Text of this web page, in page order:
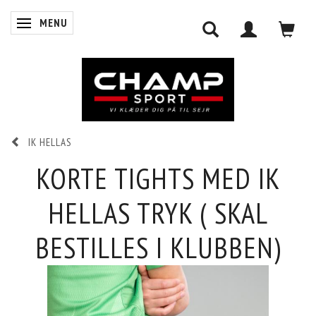
SKIFTE NAVIGATION
MENU
LOG IND
IK HELLAS
KORTE TIGHTS MED IK
HELLAS TRYK ( SKAL
BESTILLES I KLUBBEN)